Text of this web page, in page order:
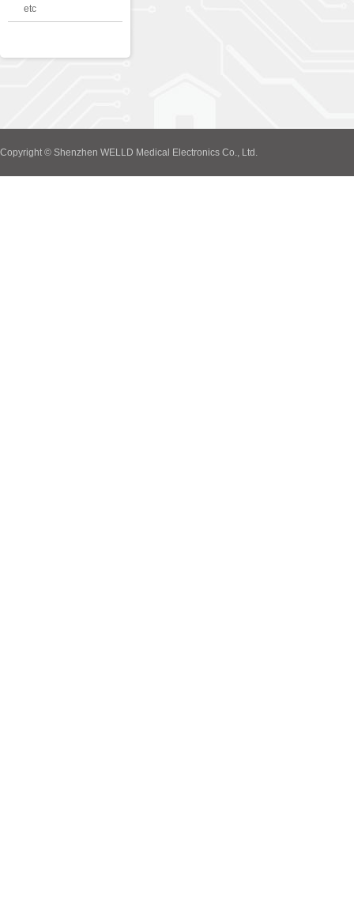
etc
Copyright © Shenzhen WELLD Medical Electronics Co., Ltd.